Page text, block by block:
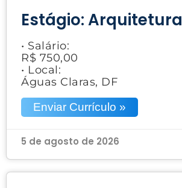
Estágio: Arquitetura
• Salário:
R$ 750,00
• Local:
Águas Claras, DF
Enviar Currículo »
5 de agosto de 2026